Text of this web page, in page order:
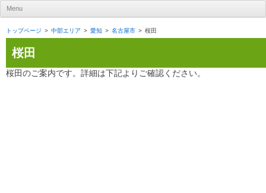
UR賃貸住宅ナビ
Menu
トップページ 中部エリア 愛知 名古屋市 桜田
桜田
桜田のご案内です。詳細は下記よりご確認ください。